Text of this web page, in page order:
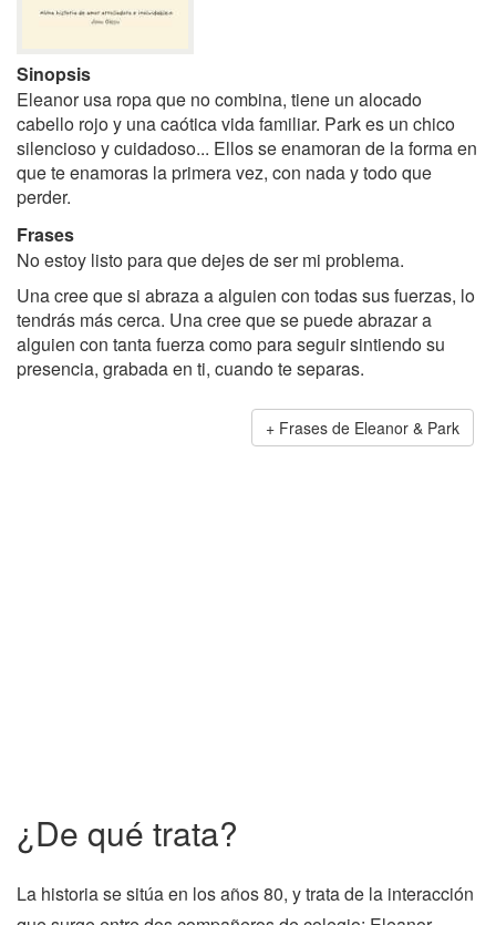
Sinopsis
Eleanor usa ropa que no combina, tiene un alocado
cabello rojo y una caótica vida familiar. Park es un chico
silencioso y cuidadoso... Ellos se enamoran de la forma en
que te enamoras la primera vez, con nada y todo que
perder.
Frases
No estoy listo para que dejes de ser mi problema.
Una cree que si abraza a alguien con todas sus fuerzas, lo
tendrás más cerca. Una cree que se puede abrazar a
alguien con tanta fuerza como para seguir sintiendo su
presencia, grabada en ti, cuando te separas.
Frases de Eleanor & Park
¿De qué trata?
La historia se sitúa en los años 80, y trata de la interacción